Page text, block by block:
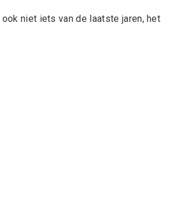
niet iets van de laatste jaren, het